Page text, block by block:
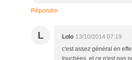
Répondre
L Lolo 13/10/2014 07:19
c'est assez général en
touchées, et ce n'est pas